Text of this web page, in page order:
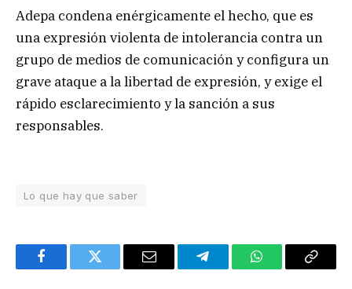
Adepa condena enérgicamente el hecho, que es
una expresión violenta de intolerancia contra un
grupo de medios de comunicación y configura un
grave ataque a la libertad de expresión, y exige el
rápido esclarecimiento y la sanción a sus
responsables.
Lo que hay que saber
FacebookTwitter Email TelegramWhatsAppCopy